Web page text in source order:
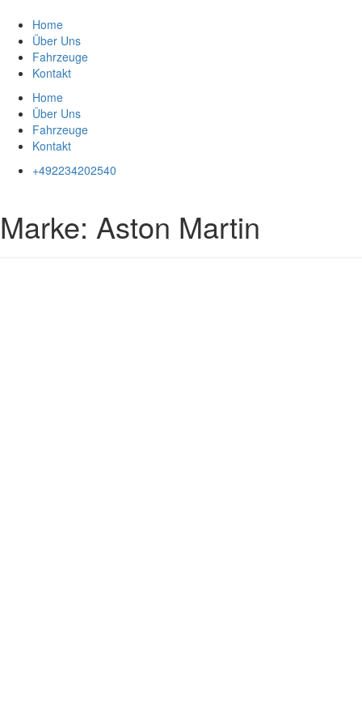
Inhalt
springen
Home
Über Uns
Fahrzeuge
Kontakt
Home
Über Uns
Fahrzeuge
Kontakt
+492234202540
Marke: Aston Martin